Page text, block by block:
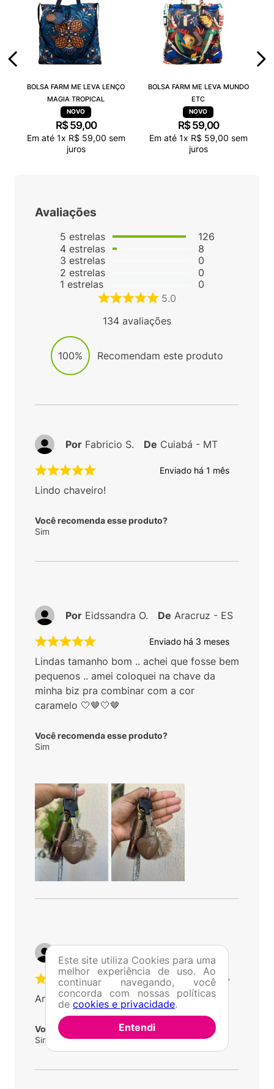
BOLSA FARM ME LEVA LENÇO
MAGIA TROPICAL
R$ 59,00
Em até 1x R$ 59,00 sem
juros
BOLSA FARM ME LEVA MUNDO
ETC
R$ 59,00
Em até 1x R$ 59,00 sem
juros
Avaliações
5 estrelas
4estrelas
3 estrelas
2 estrelas
1 estrelas
126
8
0
0
0
5.0
134 avaliações
100% Recomendam este produto
Enviado há 1 mês
Lindo chaveiro!
Você recomenda esse produto?
Sim
Por Fabricio S. De Cuiabá - MT
Enviado há 3 meses
Lindas tamanho bom .. achei que fosse bem
pequenos .. amei coloquei na chave da
minha biz pra combinar com a cor
caramelo 🤍🤎🤍🤎
Você recomenda esse produto?
Sim
Por Eidssandra O. De Aracruz - ES
Enviado há1 ano
Amei
Você recomenda esse produto?
Sim
Barcarena - PA
Este site utiliza Cookies para uma
melhor experiência de uso. Ao
continuar navegando, você
concorda com nossas políticas
de cookies e privacidade.
Entendi